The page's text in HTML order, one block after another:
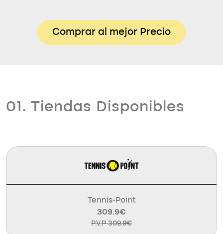
Comprar al mejor Precio
01. Tiendas Disponibles
Tennis-Point
309.9€
P.V.P 309.9€